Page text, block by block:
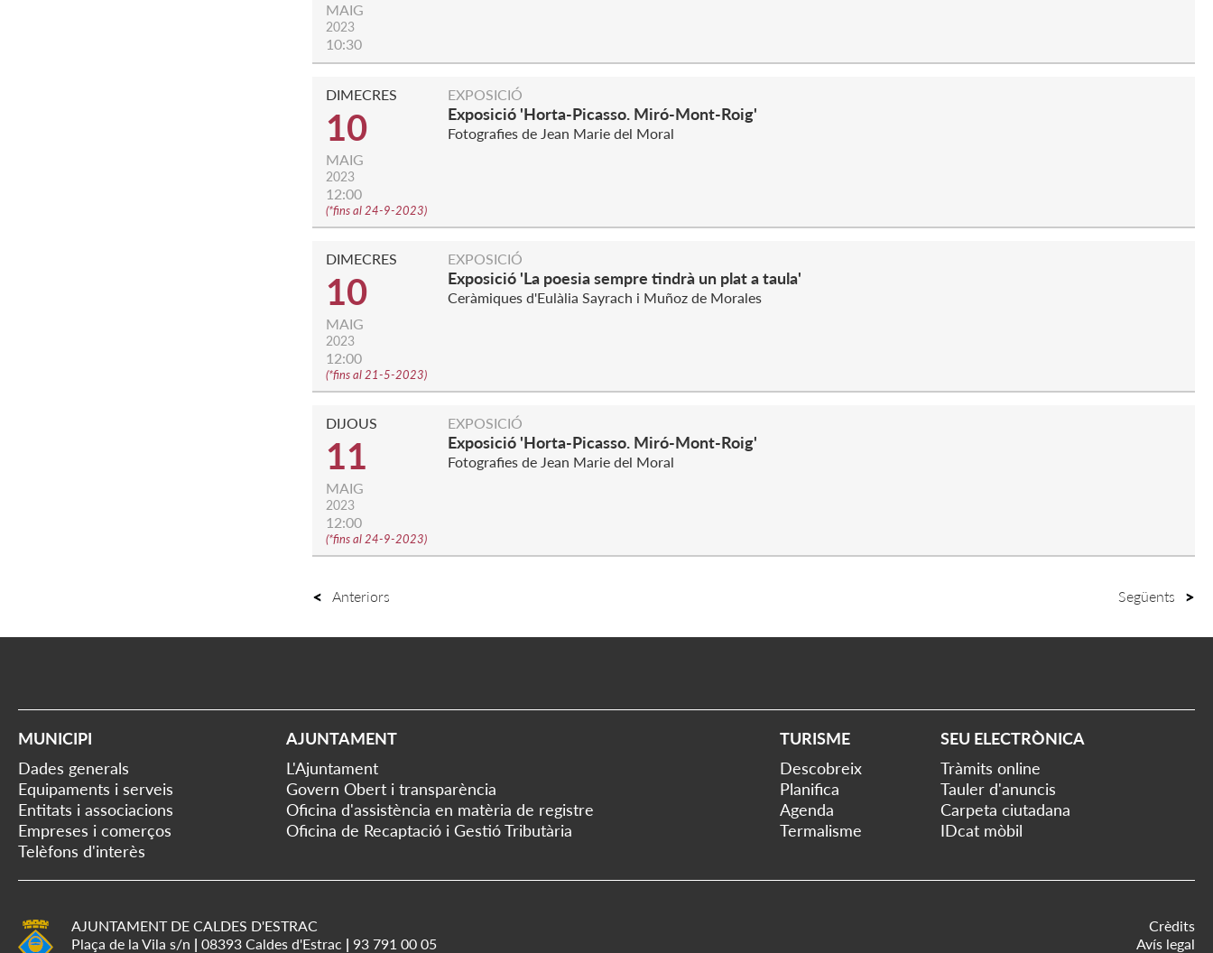
MAIG
2023
10:30
DIMECRES
10
MAIG
2023
12:00
(*fins al 24-9-2023)
EXPOSICIÓ
Exposició 'Horta-Picasso. Miró-Mont-Roig'
Fotografies de Jean Marie del Moral
DIMECRES
10
MAIG
2023
12:00
(*fins al 21-5-2023)
EXPOSICIÓ
Exposició 'La poesia sempre tindrà un plat a taula'
Ceràmiques d'Eulàlia Sayrach i Muñoz de Morales
DIJOUS
11
MAIG
2023
12:00
(*fins al 24-9-2023)
EXPOSICIÓ
Exposició 'Horta-Picasso. Miró-Mont-Roig'
Fotografies de Jean Marie del Moral
Anteriors Següents
MUNICIPI
Dades generals
Equipaments i serveis
Entitats i associacions
Empreses i comerços
Telèfons d'interès
AJUNTAMENT
L'Ajuntament
Govern Obert i transparència
Oficina d'assistència en matèria de registre
Oficina de Recaptació i Gestió Tributària
TURISME
Descobreix
Planifica
Agenda
Termalisme
SEU ELECTRÒNICA
Tràmits online
Tauler d'anuncis
Carpeta ciutadana
IDcat mòbil
AJUNTAMENT DE CALDES D'ESTRAC
Plaça de la Vila s/n | 08393 Caldes d'Estrac | 93 791 00 05
Crèdits
Avís legal